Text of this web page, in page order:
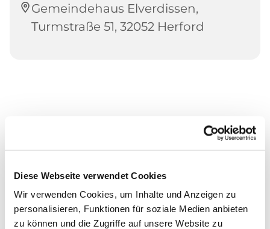
Diese Webseite verwendet Cookies
Wir verwenden Cookies, um Inhalte und Anzeigen zu
personalisieren, Funktionen für soziale Medien anbieten
zu können und die Zugriffe auf unsere Website zu
Gemeindehaus Elverdissen,
Turmstraße 51, 32052 Herford